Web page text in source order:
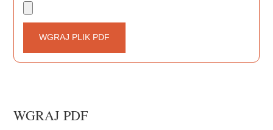
WGRAJ PLIK PDF
WGRAJ PDF